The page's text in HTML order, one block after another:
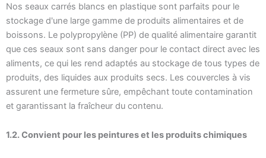
Nos seaux carrés blancs en plastique sont parfaits pour le
stockage d'une large gamme de produits alimentaires et de
boissons. Le polypropylène (PP) de qualité alimentaire garantit
que ces seaux sont sans danger pour le contact direct avec les
aliments, ce qui les rend adaptés au stockage de tous types de
produits, des liquides aux produits secs. Les couvercles à vis
assurent une fermeture sûre, empêchant toute contamination
et garantissant la fraîcheur du contenu.
1.2. Convient pour les peintures et les produits chimiques